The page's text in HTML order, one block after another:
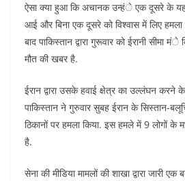
ऐसा क्या हुआ कि अचानक उन्हंे एक दूसरे के यहां
आई और बिना एक दूसरे को विश्वास में लिए
बाद पाकिस्तान द्वारा गुरूवार को ईरानी सीमा
मौत की खबर है.
ईरान द्वारा उसके हवाई क्षेत्र का उल्लंघन
पाकिस्तान ने गुरुवार सुबह ईरान के सिस्तान-
ठिकानों पर हमला किया. इस हमले में 9 लोगों के
है.
सेना की मीडिया मामलों की शाखा द्वारा जारी